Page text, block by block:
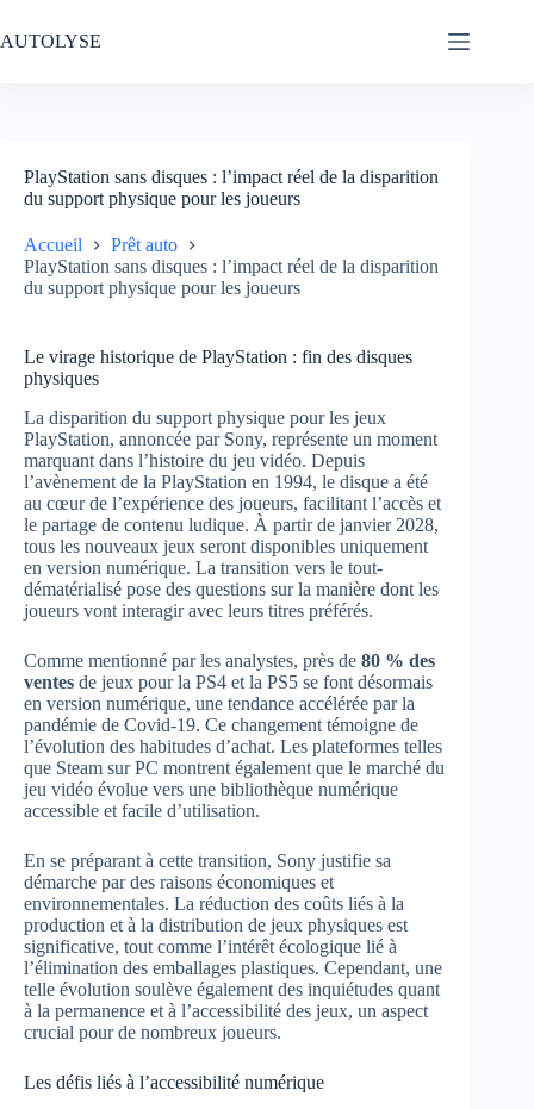
au
contenu
AUTOLYSE
PlayStation sans disques : l’impact réel de la disparition
du support physique pour les joueurs
Accueil
Prêt auto
PlayStation sans disques : l’impact réel de la disparition
du support physique pour les joueurs
Le virage historique de PlayStation : fin des disques
physiques
La disparition du support physique pour les jeux
PlayStation, annoncée par Sony, représente un moment
marquant dans l’histoire du jeu vidéo. Depuis
l’avènement de la PlayStation en 1994, le disque a été
au cœur de l’expérience des joueurs, facilitant l’accès et
le partage de contenu ludique. À partir de janvier 2028,
tous les nouveaux jeux seront disponibles uniquement
en version numérique. La transition vers le tout-
dématérialisé pose des questions sur la manière dont les
joueurs vont interagir avec leurs titres préférés.
Comme mentionné par les analystes, près de 80 % des
ventes de jeux pour la PS4 et la PS5 se font désormais
en version numérique, une tendance accélérée par la
pandémie de Covid-19. Ce changement témoigne de
l’évolution des habitudes d’achat. Les plateformes telles
que Steam sur PC montrent également que le marché du
jeu vidéo évolue vers une bibliothèque numérique
accessible et facile d’utilisation.
En se préparant à cette transition, Sony justifie sa
démarche par des raisons économiques et
environnementales. La réduction des coûts liés à la
production et à la distribution de jeux physiques est
significative, tout comme l’intérêt écologique lié à
l’élimination des emballages plastiques. Cependant, une
telle évolution soulève également des inquiétudes quant
à la permanence et à l’accessibilité des jeux, un aspect
crucial pour de nombreux joueurs.
Les défis liés à l’accessibilité numérique